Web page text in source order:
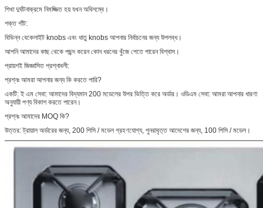
শিখা দুর্ঘটনাক্রমে নিমজ্জিত হয় যখন অবিলম্বে।
শক্ত গাঁট:
বিভিন্ন বেকেলাইট knobs এবং ধাতু knobs আপনার নির্বাচনের জন্য উপলব্ধ।
আপনি আমাদের কাছ থেকে পছন্দ করেন কোন ধরনের খুঁজে পেতে পারেন বিশ্বাস।
প্রায়শই জিজ্ঞাসিত প্রশ্নাবলী:
প্রশ্নঃ আমরা আপনার জন্য কি করতে পারি?
একটি: ই এম সেবা: আমাদের বিদ্যমান 200 মডেলের উপর ভিত্তি করে অর্ডার। ওডিএম সেবা: আমরা আপনার ধারণা
অনুযায়ী পণ্য বিকাশ করতে পারেন।
প্রশ্নঃ আমাদের MOQ কি?
উত্তর: ট্রায়াল অর্ডারের জন্য, 200 পিসি / মডেল গ্রহণযোগ্য, পুনরাবৃত্ত আদেশের জন্য, 100 পিসি / মডেল।